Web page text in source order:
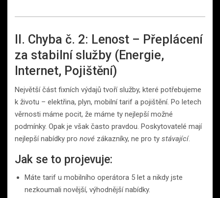
II. Chyba č. 2: Lenost – Přeplácení
za stabilní služby (Energie,
Internet, Pojištění)
Největší část fixních výdajů tvoří služby, které potřebujeme
k životu – elektřina, plyn, mobilní tarif a pojištění. Po letech
věrnosti máme pocit, že máme ty nejlepší možné
podmínky. Opak je však často pravdou. Poskytovatelé mají
nejlepší nabídky pro nové zákazníky, ne pro ty stávající.
Jak se to projevuje:
Máte tarif u mobilního operátora 5 let a nikdy jste
nezkoumali novější, výhodnější nabídky.